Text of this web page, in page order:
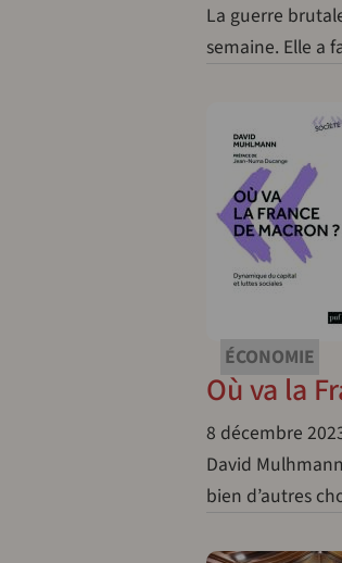
La guerre
semaine. Elle a
ÉCONOMIE
Où va la
8 décembre
David
bien d’autres